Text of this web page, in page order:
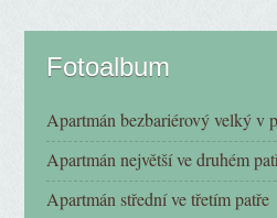
Fotoalbum
Apartmán bezbariérový velký v
Apartmán největší ve druhém
Apartmán střední ve třetím patře